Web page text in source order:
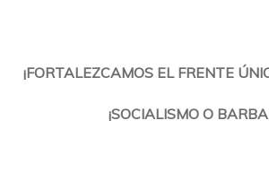
¡FORTALEZCAMOS EL FRENTE
¡SOCIALISMO O